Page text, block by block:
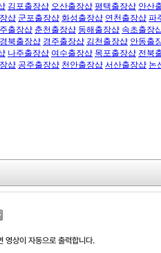
영상이 자동으로 출력합니다.